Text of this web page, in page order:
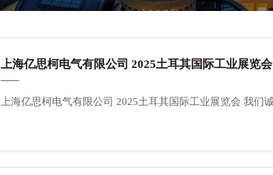
上海亿思柯电气有限公司 2025土耳其国际工业展览会